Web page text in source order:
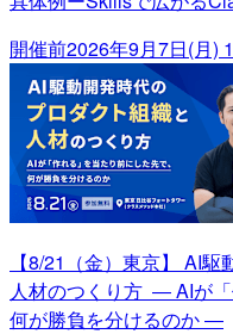
開催前2026年9月7日(月)
【8/21（金）東京】 AI
人材のつくり方 ― AIが「
何が勝負を分けるのか ―